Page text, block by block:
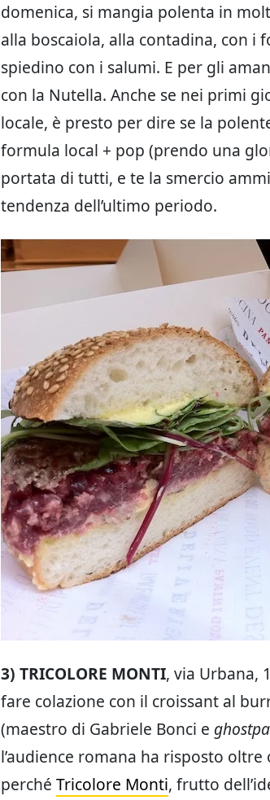
domenica, si mangia polenta in
alla boscaiola, alla contadina, con
spiedino con i salumi. E per gli
con la Nutella. Anche se nei primi
locale, è presto per dire se la
formula local + pop (prendo una
portata di tutti, e te la smercio
tendenza dell’ultimo periodo.
3) TRICOLORE MONTI, via Urbana,
fare colazione con il croissant al
(maestro di Gabriele Bonci e
l’audience romana ha risposto
perché Tricolore Monti, frutto